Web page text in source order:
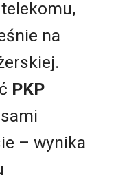
na
PKP
– wynika